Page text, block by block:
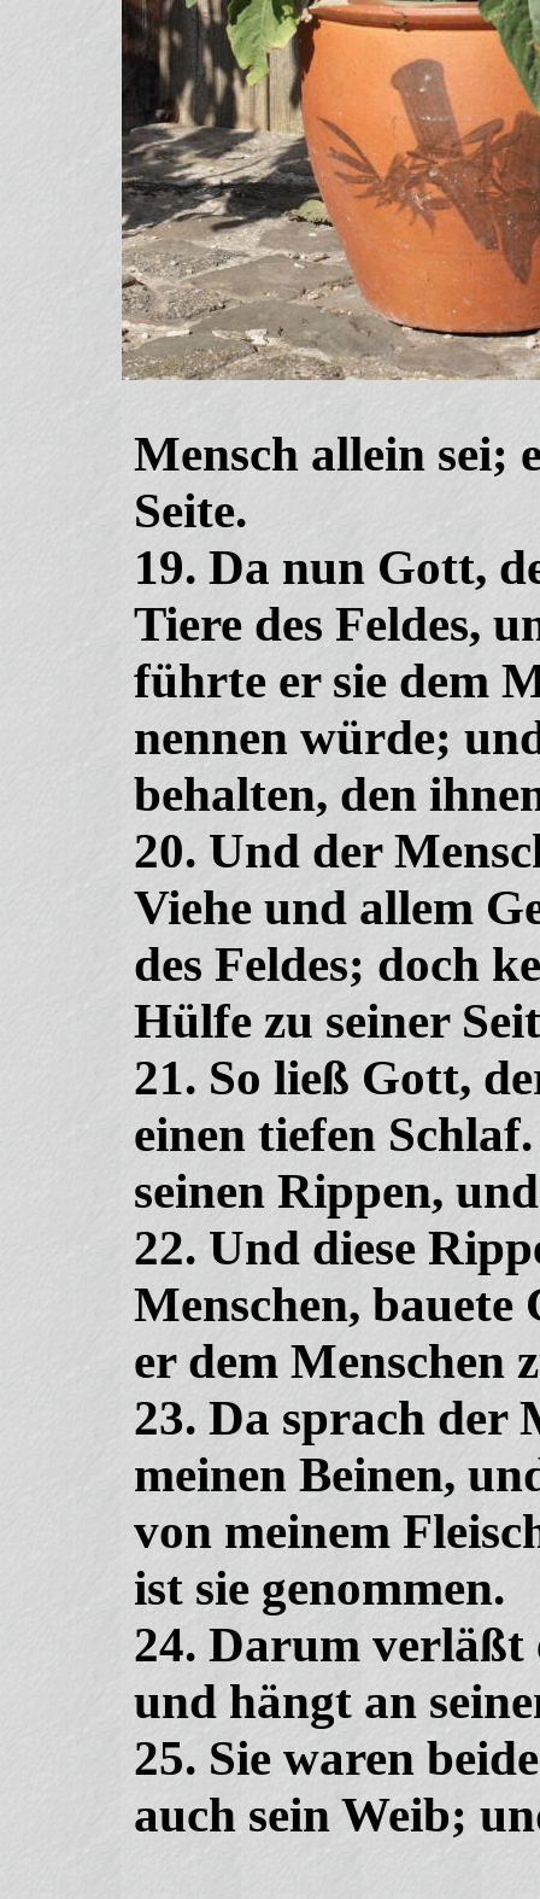
Mensch allein sei;
Seite.
19. Da nun Gott,
Tiere des Feldes,
führte er sie dem
nennen würde;
behalten, den
20. Und der
Viehe und allem
des Feldes; doch
Hülfe zu seiner
21. So ließ Gott,
einen tiefen
seinen Rippen,
22. Und diese
Menschen, bauete
er dem Menschen
23. Da sprach der
meinen Beinen,
von meinem
ist sie genommen.
24. Darum verläßt
und hängt an
25. Sie waren
auch sein Weib;